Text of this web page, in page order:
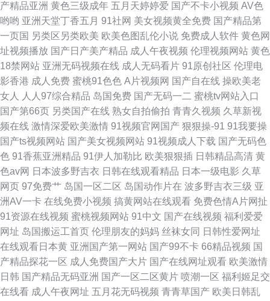
产精品亚洲 黄色三级成年 五月天婷婷爱 国产不卡小视频 AV色
哟哟 亚洲天堂丁香五月 91社网 美女视频黄全免费 国产精品第
一页国 另类区另类欧美 欧美色图乱伦小说 免费成人软件 黄色网
址视频播放 国产日产美产精品 成人午夜视频 伦理视频网站 黄色
18禁网站 亚洲无码视频在线 成人无码看片 91原创社区 伦理电
影香港 成人免费 蜜桃91色色 A片视频网 国产自在线 操欧美老
女人
人人97综合精品 岛国免费 国产无码一二 蜜桃tv网站入口
国产第66页 另类国产在线 熟女自拍偷拍 青青久视频 久草新视
频在线 激情深爱欧美激情 91视频官网国产 狠狠操-91 91我要操
国产ts视频网站 国产美女视频网站 91视频成人下载 国产无码色
色 91香蕉亚洲精品 91伊人加勒比 欧美狠狠插 日韩精品高清 黄
色av网 日本波多野吉衣 日韩在线观看精品 日本一级电影 久草
网页 97免费艹 岛国一区二区 岛国动作片在 波多野吉衣三级 亚
洲AV一卡 在线免费小视频 搞黄网站在线观看 免费色情A片网扯
91资源在线视频 蜜桃视频网站 91中文 国产在线视频 福利爱爱
网址 岛国搬运工首页 伦理朋友的妈妈 丝袜女同 日韩性爱网址
在线观看日本黄 亚洲国产第一网站 国产99不卡 66精品视频 国
产精品探花一区 成人免费国产大片 国产在线网址观看 欧美激情
日韩 国产精品无码亚洲 国产一区二区黄片 喷潮一区 福利姬足交
在线看 成人午夜网址 五月花无码视频 青青草国产 欧美日韩乱